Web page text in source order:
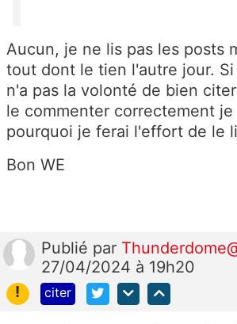
Aucun, je ne lis pas les posts
tout dont le tien l'autre jour.
n'a pas la volonté de bien
le commenter correctement
pourquoi je ferai l'effort de le
Bon WE
Publié par
27/04/2024 à 19h20
!
citer